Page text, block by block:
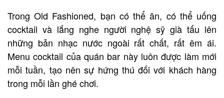
Trong Old Fashioned, bạn có thể ăn, có thể uống
cocktail và lắng nghe người nghệ sỹ già tấu lên
những bản nhạc nước ngoài rất chất, rất êm ái.
Menu cocktail của quán bar này luôn được làm mới
mỗi tuần, tạo nên sự hứng thú đối với khách hàng
trong mỗi lần ghé chơi.